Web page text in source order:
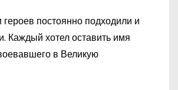
героев постоянно подходили и
Каждый хотел оставить имя
в Великую